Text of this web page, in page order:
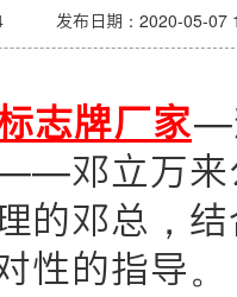
发布日期：2020-05-07
志牌厂家—
邓立万来
的邓总，
性的指导。